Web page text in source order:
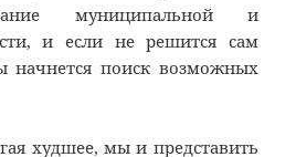
муниципальной и
и если не решится сам
начнется поиск возможных
худшее, мы и представить